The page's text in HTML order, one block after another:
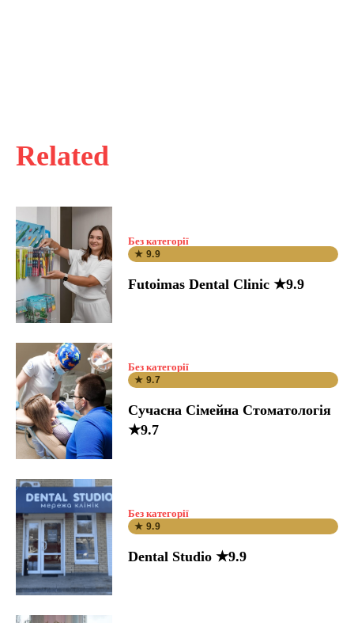
Related
Без категорії
★ 9.9
Futoimas Dental Clinic ★9.9
Без категорії
★ 9.7
Сучасна Сімейна Стоматологія
★9.7
Без категорії
★ 9.9
Dental Studio ★9.9